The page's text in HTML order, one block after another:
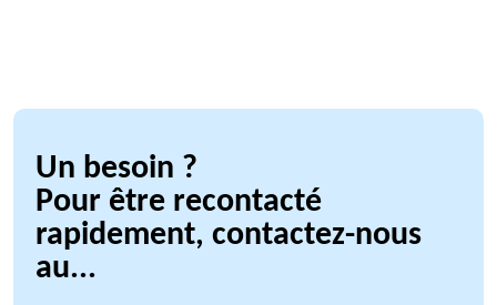
Un besoin ?
Pour être recontacté
rapidement, contactez-nous
au...